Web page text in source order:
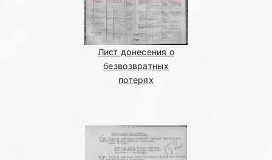
Лист донесения о
безвозвратных
потерях